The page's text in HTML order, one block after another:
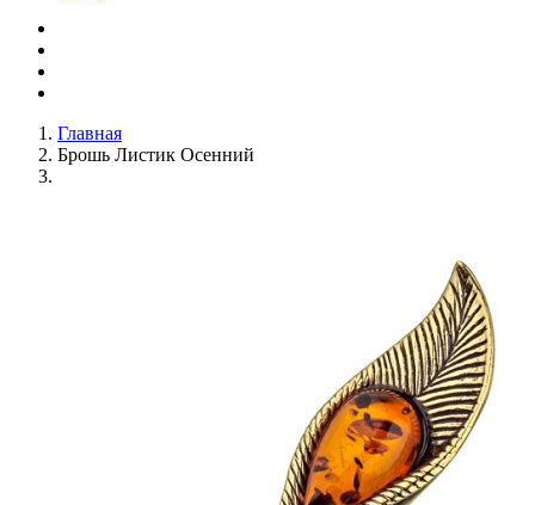
Главная
Брошь Листик Осенний